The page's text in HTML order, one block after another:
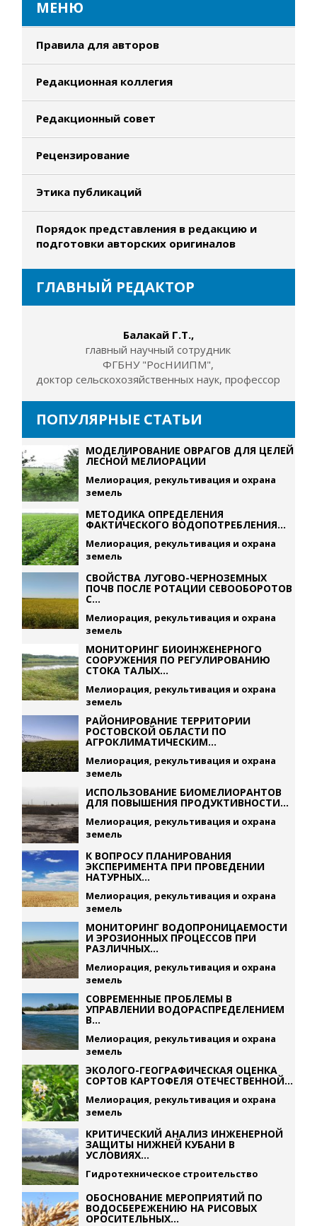
МЕНЮ
Правила для авторов
Редакционная коллегия
Редакционный совет
Рецензирование
Этика публикаций
Порядок представления в редакцию и
подготовки авторских оригиналов
ГЛАВНЫЙ РЕДАКТОР
Балакай Г.Т.,
главный научный сотрудник
ФГБНУ "РосНИИПМ",
доктор сельскохозяйственных наук, профессор
ПОПУЛЯРНЫЕ СТАТЬИ
МОДЕЛИРОВАНИЕ ОВРАГОВ ДЛЯ ЦЕЛЕЙ
ЛЕСНОЙ МЕЛИОРАЦИИ
Мелиорация, рекультивация и охрана
земель
МЕТОДИКА ОПРЕДЕЛЕНИЯ
ФАКТИЧЕСКОГО ВОДОПОТРЕБЛЕНИЯ...
Мелиорация, рекультивация и охрана
земель
СВОЙСТВА ЛУГОВО-ЧЕРНОЗЕМНЫХ
ПОЧВ ПОСЛЕ РОТАЦИИ СЕВООБОРОТОВ
С...
Мелиорация, рекультивация и охрана
земель
МОНИТОРИНГ БИОИНЖЕНЕРНОГО
СООРУЖЕНИЯ ПО РЕГУЛИРОВАНИЮ
СТОКА ТАЛЫХ...
Мелиорация, рекультивация и охрана
земель
РАЙОНИРОВАНИЕ ТЕРРИТОРИИ
РОСТОВСКОЙ ОБЛАСТИ ПО
АГРОКЛИМАТИЧЕСКИМ...
Мелиорация, рекультивация и охрана
земель
ИСПОЛЬЗОВАНИЕ БИОМЕЛИОРАНТОВ
ДЛЯ ПОВЫШЕНИЯ ПРОДУКТИВНОСТИ...
Мелиорация, рекультивация и охрана
земель
К ВОПРОСУ ПЛАНИРОВАНИЯ
ЭКСПЕРИМЕНТА ПРИ ПРОВЕДЕНИИ
НАТУРНЫХ...
Мелиорация, рекультивация и охрана
земель
МОНИТОРИНГ ВОДОПРОНИЦАЕМОСТИ
И ЭРОЗИОННЫХ ПРОЦЕССОВ ПРИ
РАЗЛИЧНЫХ...
Мелиорация, рекультивация и охрана
земель
СОВРЕМЕННЫЕ ПРОБЛЕМЫ В
УПРАВЛЕНИИ ВОДОРАСПРЕДЕЛЕНИЕМ
В...
Мелиорация, рекультивация и охрана
земель
ЭКОЛОГО-ГЕОГРАФИЧЕСКАЯ ОЦЕНКА
СОРТОВ КАРТОФЕЛЯ ОТЕЧЕСТВЕННОЙ...
Мелиорация, рекультивация и охрана
земель
КРИТИЧЕСКИЙ АНАЛИЗ ИНЖЕНЕРНОЙ
ЗАЩИТЫ НИЖНЕЙ КУБАНИ В
УСЛОВИЯХ...
Гидротехническое строительство
ОБОСНОВАНИЕ МЕРОПРИЯТИЙ ПО
ВОДОСБЕРЕЖЕНИЮ НА РИСОВЫХ
ОРОСИТЕЛЬНЫХ...